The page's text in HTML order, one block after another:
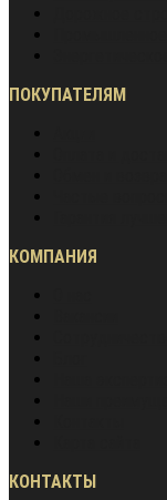
ПОКУПАТЕЛЯМ
КОМПАНИЯ
КОНТАКТЫ